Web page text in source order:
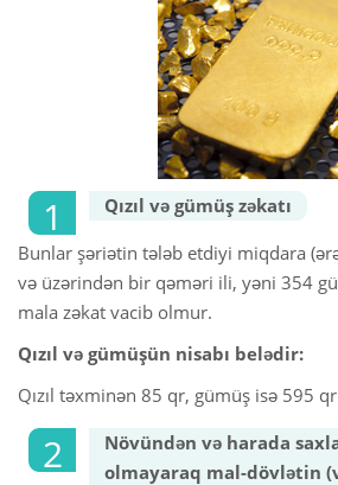
Kiswahili
اردو
o'zbek
Yorùbá
Qızıl və gümüş zəkatı
Bunlar şəriətin tələb etdiyi miqdara
və üzərindən bir qəməri ili, yəni 354
mala zəkat vacib olmur.
Qızıl və gümüşün nisabı belədir:
Qızıl təxminən 85 qr, gümüş isə 595 qr
Növündən və harada
olmayaraq mal-dövlətin